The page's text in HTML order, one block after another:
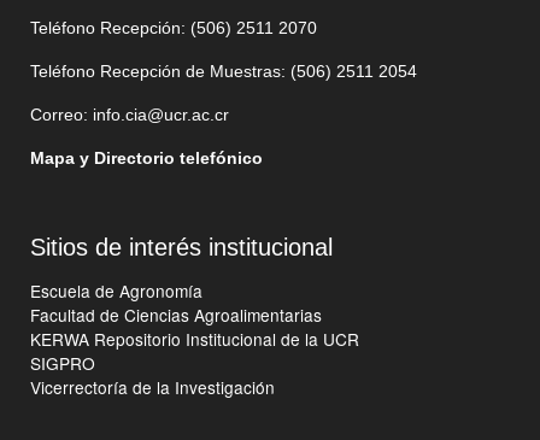
Teléfono Recepción: (506) 2511 2070
Teléfono Recepción de Muestras: (506) 2511 2054
Correo: info.cia@ucr.ac.cr
Mapa y Directorio telefónico
Sitios de interés institucional
Escuela de Agronomía
Facultad de Ciencias Agroalimentarias
KERWA Repositorio Institucional de la UCR
SIGPRO
Vicerrectoría de la Investigación